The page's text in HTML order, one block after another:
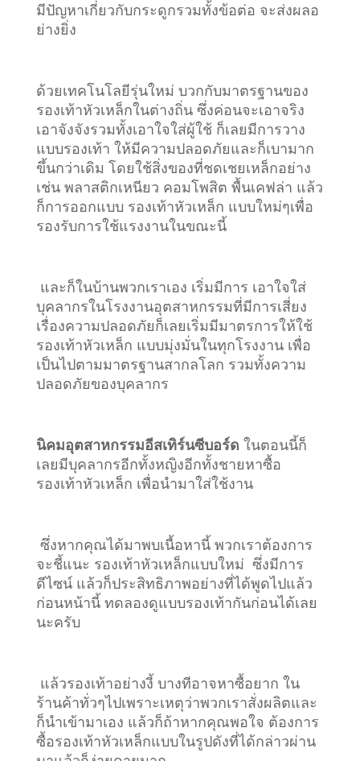
มีปัญหาเกี่ยวกับกระดูกรวมทั้งข้อต่อ จะส่งผลอ
ย่างยิ่ง
ด้วยเทคโนโลยีรุ่นใหม่ บวกกับมาตรฐานของ
รองเท้าหัวเหล็กในต่างถิ่น ซึ่งค่อนจะเอาจริง
เอาจังจังรวมทั้งเอาใจใส่ผู้ใช้ ก็เลยมีการวาง
แบบรองเท้า ให้มีความปลอดภัยและก็เบามาก
ขึ้นกว่าเดิม โดยใช้สิ่งของที่ชดเชยเหล็กอย่าง
เช่น พลาสติกเหนียว คอมโพสิต พื้นเคฟล่า แล้ว
ก็การออกแบบ รองเท้าหัวเหล็ก แบบใหม่ๆเพื่อ
รองรับการใช้แรงงานในขณะนี้
และก็ในบ้านพวกเราเอง เริ่มมีการ เอาใจใส่
บุคลากรในโรงงานอุตสาหกรรมที่มีการเสี่ยง
เรื่องความปลอดภัยก็เลยเริ่มมีมาตรการให้ใช้
รองเท้าหัวเหล็ก แบบมุ่งมั่นในทุกโรงงาน เพื่อ
เป็นไปตามมาตรฐานสากลโลก รวมทั้งความ
ปลอดภัยของบุคลากร
นิคมอุตสาหกรรมอีสเทิร์นซีบอร์ด ในตอนนี้ก็
เลยมีบุคลากรอีกทั้งหญิงอีกทั้งชายหาซื้อ
รองเท้าหัวเหล็ก เพื่อนำมาใส่ใช้งาน
ซึ่งหากคุณได้มาพบเนื้อหานี้ พวกเราต้องการ
จะชี้แนะ รองเท้าหัวเหล็กแบบใหม่ ซึ่งมีการ
ดีไซน์ แล้วก็ประสิทธิภาพอย่างที่ได้พูดไปแล้ว
ก่อนหน้านี้ ทดลองดูแบบรองเท้ากันก่อนได้เลย
นะครับ
แล้วรองเท้าอย่างงี้ บางทีอาจหาซื้อยาก ใน
ร้านค้าทั่วๆไปเพราะเหตุว่าพวกเราสั่งผลิตและ
ก็นำเข้ามาเอง แล้วก็ถ้าหากคุณพอใจ ต้องการ
ซื้อรองเท้าหัวเหล็กแบบในรูปดังที่ได้กล่าวผ่าน